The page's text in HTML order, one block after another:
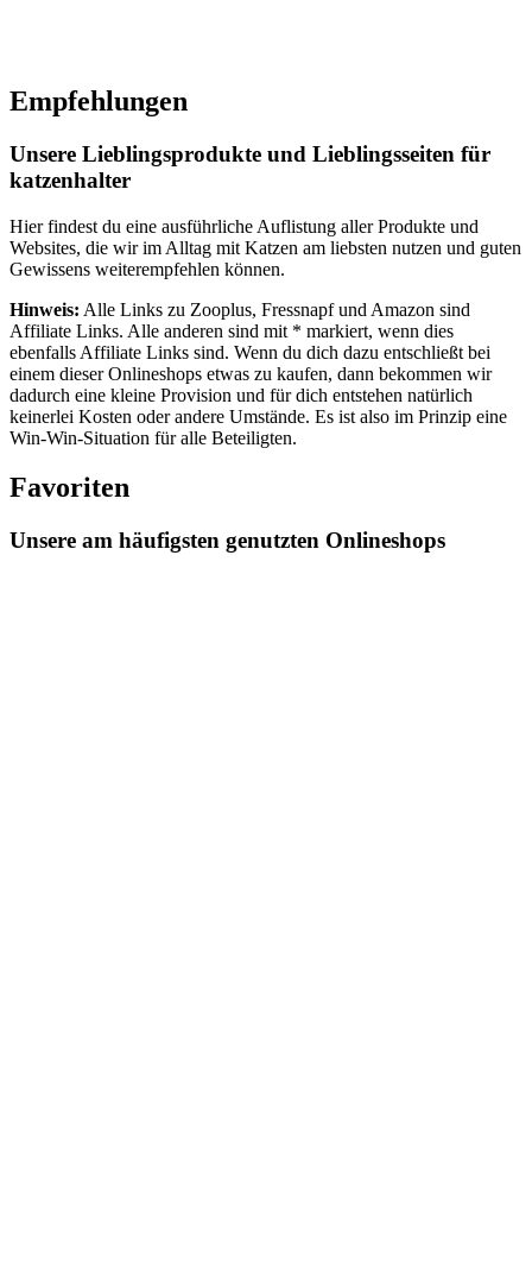
Empfehlungen
Unsere Lieblingsprodukte und Lieblingsseiten für
katzenhalter
Hier findest du eine ausführliche Auflistung aller Produkte und
Websites, die wir im Alltag mit Katzen am liebsten nutzen und guten
Gewissens weiterempfehlen können.
Hinweis: Alle Links zu Zooplus, Fressnapf und Amazon sind
Affiliate Links. Alle anderen sind mit * markiert, wenn dies
ebenfalls Affiliate Links sind. Wenn du dich dazu entschließt bei
einem dieser Onlineshops etwas zu kaufen, dann bekommen wir
dadurch eine kleine Provision und für dich entstehen natürlich
keinerlei Kosten oder andere Umstände. Es ist also im Prinzip eine
Win-Win-Situation für alle Beteiligten.
Favoriten
Unsere am häufigsten genutzten Onlineshops